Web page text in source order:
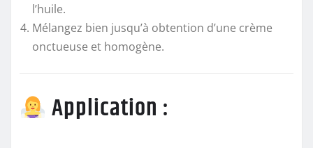
l’huile.
Mélangez bien jusqu’à obtention d’une crème
onctueuse et homogène.
Application :